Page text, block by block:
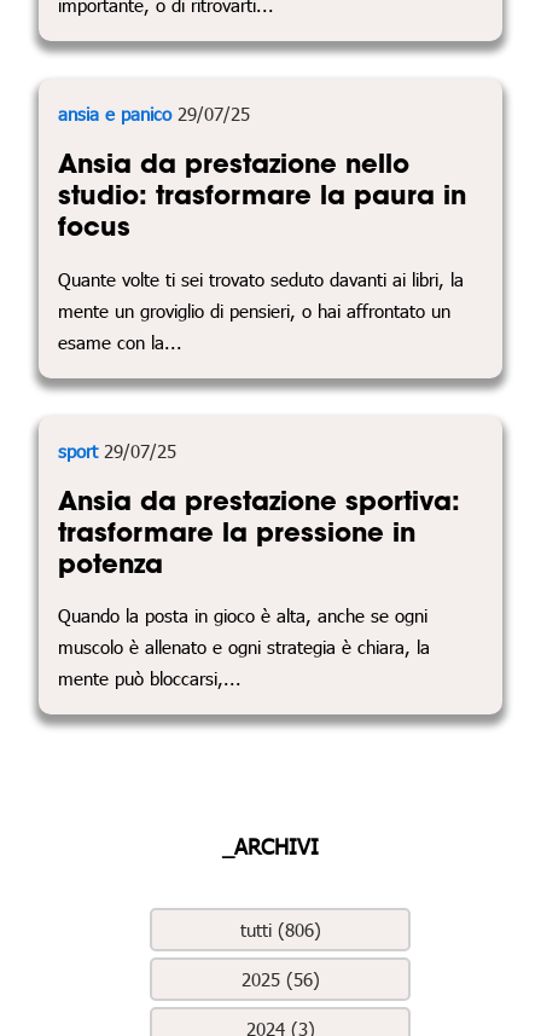
importante, o di ritrovarti...
ansia e panico29/07/25
Ansia da prestazione nello
studio: trasformare la paura in
focus
Quante volte ti sei trovato seduto davanti ai libri, la
mente un groviglio di pensieri, o hai affrontato un
esame con la...
sport29/07/25
Ansia da prestazione sportiva:
trasformare la pressione in
potenza
Quando la posta in gioco è alta, anche se ogni
muscolo è allenato e ogni strategia è chiara, la
mente può bloccarsi,...
_ARCHIVI
tutti (806)
2025 (56)
2024 (3)